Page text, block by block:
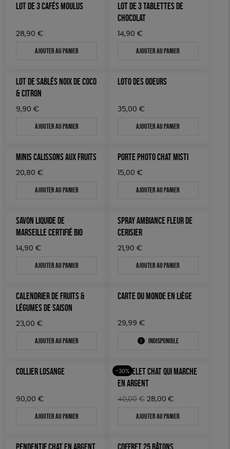
LOT DE 3 CAFÉS MOULUS
28,90 €
Ajouter au panier
LOT DE 3 TABLETTES DE
CHOCOLAT
14,90 €
Ajouter au panier
LOT DE SABLÉS NOIX DE COCO
& CITRON
9,90 €
Ajouter au panier
LOTO DES ODEURS
35,00 €
Ajouter au panier
MINIS CALISSONS AUX FRUITS
20,80 €
Ajouter au panier
PORTE PHOTO CHAT MISTI
15,00 €
Ajouter au panier
SAVON LIQUIDE DE
MARSEILLE CERTIFIÉ BIO
14,90 €
Ajouter au panier
SPRAY AMBIANCE FLEUR DE
CERISIER
21,90 €
Ajouter au panier
CALENDRIER DE FRUITS &
LÉGUMES DE SAISON
23,00 €
Ajouter au panier
CARTE DU MONDE EN LIÈGE
29,99 €
Indisponible
COLLIER LOSANGE
90,00 €
Ajouter au panier
-30%
BRACELET CHAT QUI MARCHE
EN ARGENT
40,00 € Le
initial
40,00€.
28,00 €Le
actuel
Ajouter au panier
PENDENTIF CHAT EN ARGENT COFFRET 25 BÂTONS